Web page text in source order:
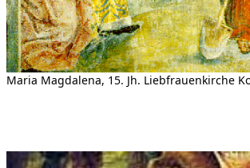
Maria Magdalena, 15. Jh. Liebfrauenkirche